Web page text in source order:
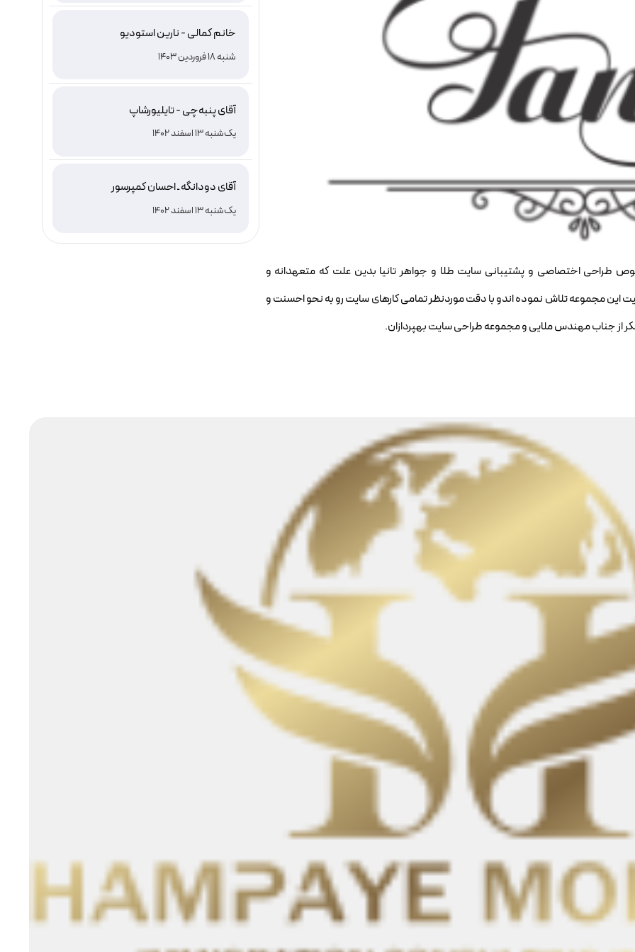
طراحی اختصاصی و پشتیبانی سایت طلا و جواهر تانیا بدین علت که متعهدانه و
مجموعه تلاش نموده اندو با دقت موردنظر تمامی کارهای سایت رو به نحو احسنت و
از جناب مهندس ملایی و مجموعه طراحی سایت بهپردازان.
خانم کمالی - نارین استودیو
شنبه 18 فروردین 1403
آقای پنبه‌چی - تایلیورشاپ
یک‌شنبه 13 اسفند 1402
آقای دودانگه ـ احسان کمپرسور
یک‌شنبه 13 اسفند 1402